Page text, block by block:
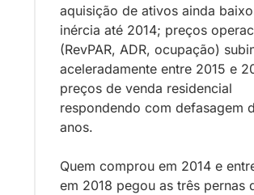
aquisição de ativos ainda
inércia até 2014; preços
(RevPAR, ADR, ocupação)
aceleradamente entre 2015 e
preços de venda residencial
respondendo com defasagem
anos.
Quem comprou em 2014 e
em 2018 pegou as três pernas